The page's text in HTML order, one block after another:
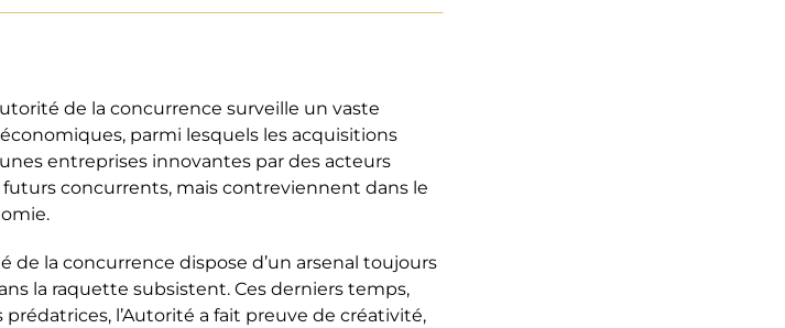
de la concurrence surveille un vaste
parmi lesquels les acquisitions
entreprises innovantes par des acteurs
concurrents, mais contreviennent dans le
de la concurrence dispose d’un arsenal toujours
la raquette subsistent. Ces derniers temps,
l’Autorité a fait preuve de créativité,